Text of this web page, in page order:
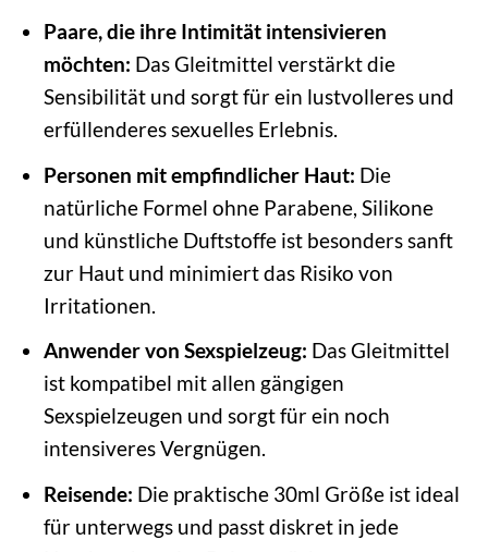
Paare, die ihre Intimität intensivieren
möchten: Das Gleitmittel verstärkt die
Sensibilität und sorgt für ein lustvolleres und
erfüllenderes sexuelles Erlebnis.
Personen mit empfindlicher Haut: Die
natürliche Formel ohne Parabene, Silikone
und künstliche Duftstoffe ist besonders sanft
zur Haut und minimiert das Risiko von
Irritationen.
Anwender von Sexspielzeug: Das Gleitmittel
ist kompatibel mit allen gängigen
Sexspielzeugen und sorgt für ein noch
intensiveres Vergnügen.
Reisende: Die praktische 30ml Größe ist ideal
für unterwegs und passt diskret in jede